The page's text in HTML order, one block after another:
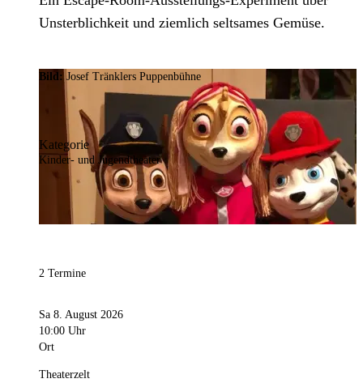
Unsterblichkeit und ziemlich seltsames Gemüse.
Bild:Josef Tränklers Puppenbühne
Kategorie
Kinder- und Jugendtheater
2 Termine
Sa 8. August 2026
10:00 Uhr
Ort
Theaterzelt